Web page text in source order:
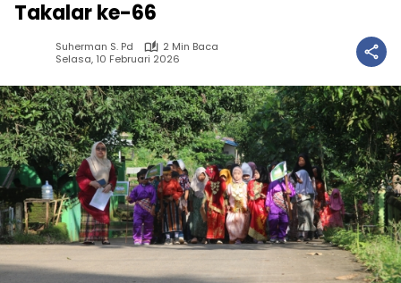
Takalar ke-66
Suherman S. Pd
2 Min Baca
Selasa, 10 Februari 2026